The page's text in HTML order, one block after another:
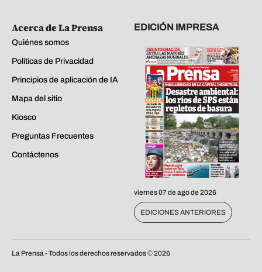
Acerca de La Prensa
Quiénes somos
Políticas de Privacidad
Principios de aplicación de IA
Mapa del sitio
Kiosco
Preguntas Frecuentes
Contáctenos
EDICIÓN IMPRESA
viernes 07 de ago de 2026
EDICIONES ANTERIORES
La Prensa - Todos los derechos reservados ©2026